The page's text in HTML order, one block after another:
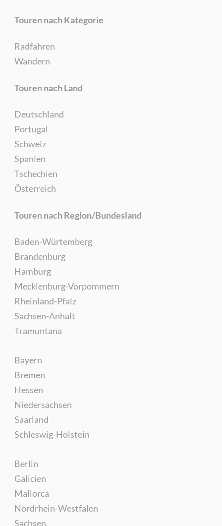
Touren nach Kategorie
Radfahren
Wandern
Touren nach Land
Deutschland
Portugal
Schweiz
Spanien
Tschechien
Österreich
Touren nach Region/Bundesland
Baden-Würtemberg
Brandenburg
Hamburg
Mecklenburg-Vorpommern
Rheinland-Pfalz
Sachsen-Anhalt
Tramuntana
Bayern
Bremen
Hessen
Niedersachsen
Saarland
Schleswig-Holstein
Berlin
Galicien
Mallorca
Nordrhein-Westfalen
Sachsen